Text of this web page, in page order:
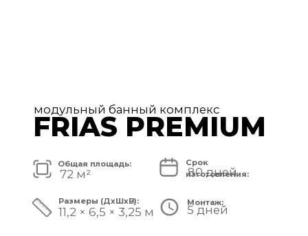
11,7 × 3,9 × 3,25 м
80 дней
48 м²
Общая площадь:
модульный банный комплекс
TISAN LUXE